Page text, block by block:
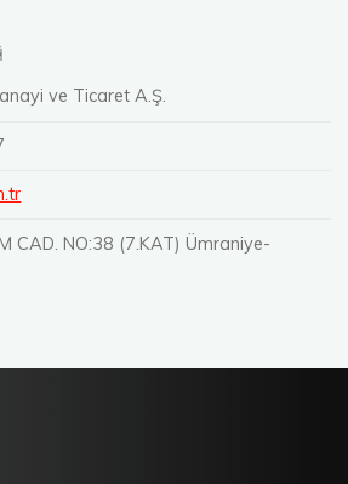
ve Ticaret A.Ş.
CAD. NO:38 (7.KAT) Ümraniye-